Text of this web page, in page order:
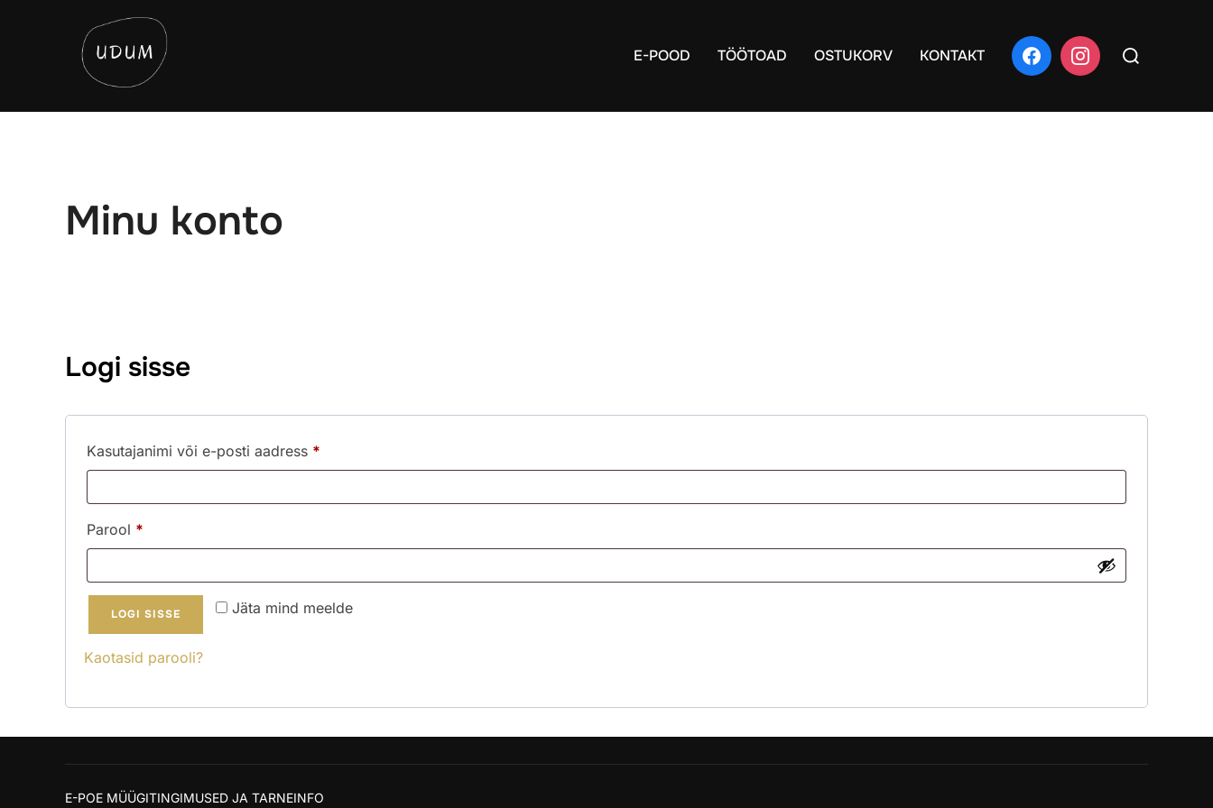
E-POOD TÖÖTOAD OSTUKORV KONTAKT
Search
Minu konto
Logi sisse
Kasutajanimi või e-posti aadress *
Parool *
Jäta mind meelde
LOGI SISSE
Kaotasid parooli?
E-POE MÜÜGITINGIMUSED JA TARNEINFO